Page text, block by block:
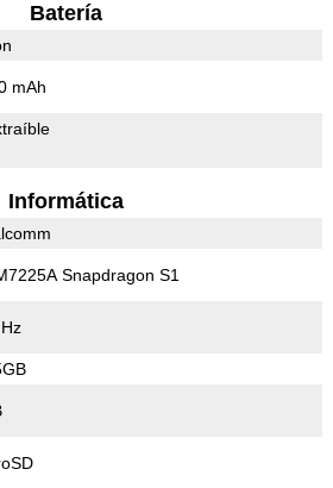
Batería
mAh
Informática
Snapdragon S1